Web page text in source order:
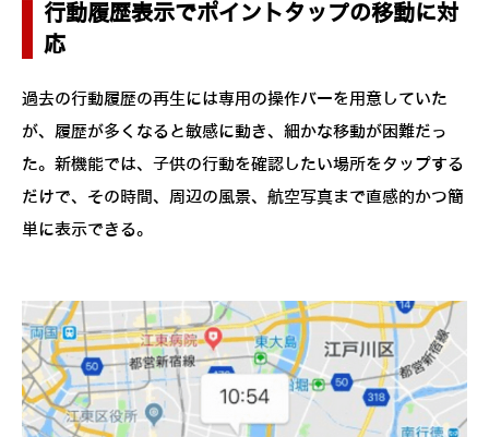
行動履歴表示でポイントタップの移動に対
応
過去の行動履歴の再生には専用の操作バーを用意していた
が、履歴が多くなると敏感に動き、細かな移動が困難だっ
た。新機能では、子供の行動を確認したい場所をタップする
だけで、その時間、周辺の風景、航空写真まで直感的かつ簡
単に表示できる。